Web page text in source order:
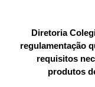
Diretoria
regulamentação
requisitos
produtos